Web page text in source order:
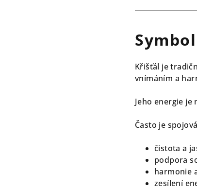
Křišťál je
vnímáním a
Jeho energie
Často je
čistota a
podpora
harmonie
zesílení